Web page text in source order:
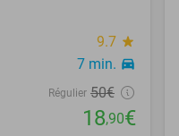
9.7 star
7 min. directions_car
Régulier 50€
18,90€